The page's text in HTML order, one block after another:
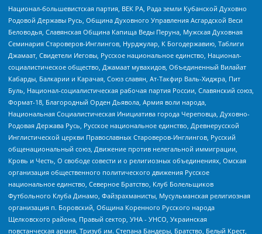
Национал-большевистская партия, ВЕК РА, Рада земли Кубанской Духовно
Родовой Державы Русь, Община Духовного Управления Асгардской Веси
Беловодья, Славянская Община Капища Веды Перуна, Мужская Духовная
Семинария Староверов-Инглингов, Нурджулар, К Богодержавию, Таблиги
Джамаат, Свидетели Иеговы, Русское национальное единство, Национал-
социалистическое общество, Джамаат мувахидов, Объединенный Вилайат
Кабарды, Балкарии и Карачая, Союз славян, Ат-Такфир Валь-Хиджра, Пит
Буль, Национал-социалистическая рабочая партия России, Славянский союз,
Формат-18, Благородный Орден Дьявола, Армия воли народа,
Национальная Социалистическая Инициатива города Череповца, Духовно-
Родовая Держава Русь, Русское национальное единство, Древнерусской
Инглистической церкви Православных Староверов-Инглингов, Русский
общенациональный союз, Движение против нелегальной иммиграции,
Кровь и Честь, О свободе совести и о религиозных объединениях, Омская
организация общественного политического движения Русское
национальное единство, Северное Братство, Клуб Болельщиков
Футбольного Клуба Динамо, Файзрахманисты, Мусульманская религиозная
организация п. Боровский, Община Коренного Русского народа
Щелковского района, Правый сектор, УНА - УНСО, Украинская
повстанческая армия, Тризуб им. Степана Бандеры, Братство, Белый Крест,